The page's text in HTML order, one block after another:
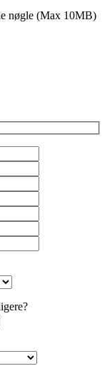
nøgle (Max 10MB)